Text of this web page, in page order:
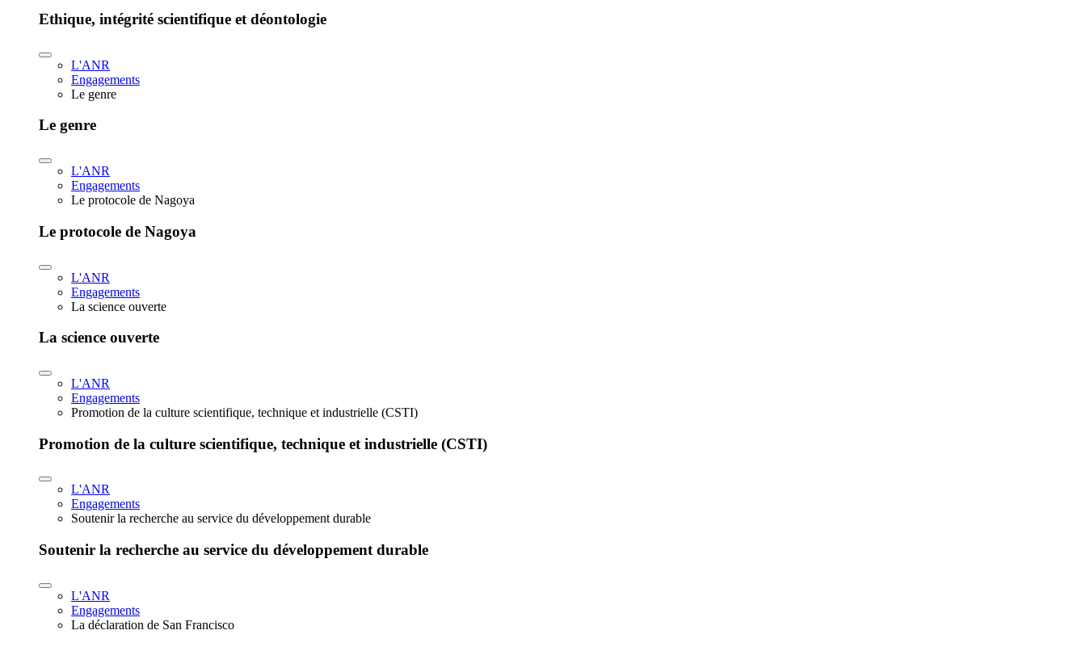
Ethique, intégrité scientifique et déontologie
L'ANR
Engagements
Le genre
Le genre
L'ANR
Engagements
Le protocole de Nagoya
Le protocole de Nagoya
L'ANR
Engagements
La science ouverte
La science ouverte
L'ANR
Engagements
Promotion de la culture scientifique, technique et industrielle (CSTI)
Promotion de la culture scientifique, technique et industrielle (CSTI)
L'ANR
Engagements
Soutenir la recherche au service du développement durable
Soutenir la recherche au service du développement durable
L'ANR
Engagements
La déclaration de San Francisco